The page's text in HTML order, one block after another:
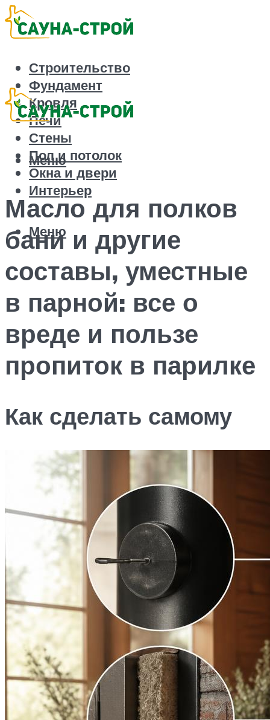
Строительство
Фундамент
Кровля
Печи
Стены
Пол и потолок
Окна и двери
Интерьер
Меню
Меню
Масло для полков
бани и другие
составы, уместные
в парной: все о
вреде и пользе
пропиток в парилке
Как сделать самому